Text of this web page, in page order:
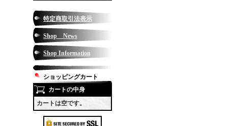
特定商取引法表示
Shop News
Shop Information
ショッピングカート
カートの中身
カートは空です。